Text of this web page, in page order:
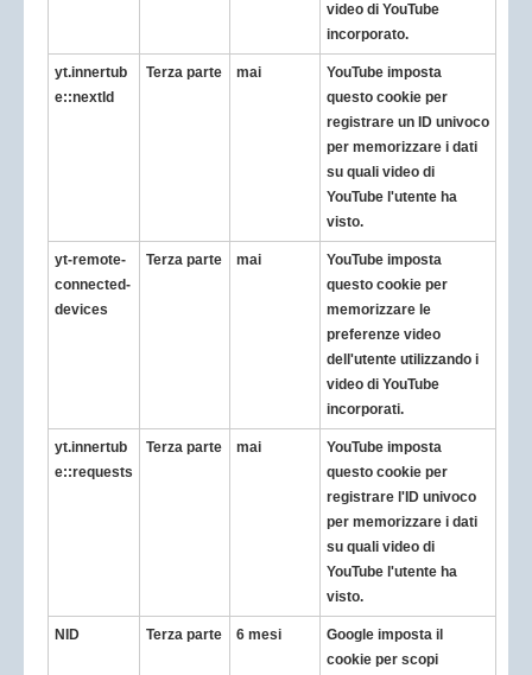
video di YouTube
incorporato.
yt.innertub
e::nextId
Terza parte mai
YouTube imposta
questo cookie per
registrare un ID univoco
per memorizzare i dati
su quali video di
YouTube l'utente ha
visto.
yt-remote-
connected-
devices
Terza parte mai
YouTube imposta
questo cookie per
memorizzare le
preferenze video
dell'utente utilizzando i
video di YouTube
incorporati.
yt.innertub
e::requests
Terza parte mai
YouTube imposta
questo cookie per
registrare l'ID univoco
per memorizzare i dati
su quali video di
YouTube l'utente ha
visto.
NID Terza parte 6 mesi
Google imposta il
cookie per scopi